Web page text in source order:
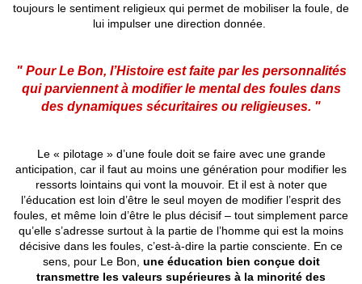
toujours le sentiment religieux qui permet de mobiliser la foule, de
lui impulser une direction donnée.
" Pour Le Bon, l’Histoire est faite par les personnalités
qui parviennent à modifier le mental des foules dans
des dynamiques sécuritaires ou religieuses. "
Le « pilotage » d’une foule doit se faire avec une grande
anticipation, car il faut au moins une génération pour modifier les
ressorts lointains qui vont la mouvoir. Et il est à noter que
l’éducation est loin d’être le seul moyen de modifier l’esprit des
foules, et même loin d’être le plus décisif – tout simplement parce
qu’elle s’adresse surtout à la partie de l’homme qui est la moins
décisive dans les foules, c’est-à-dire la partie consciente. En ce
sens, pour Le Bon, une éducation bien conçue doit
transmettre les valeurs supérieures à la minorité des